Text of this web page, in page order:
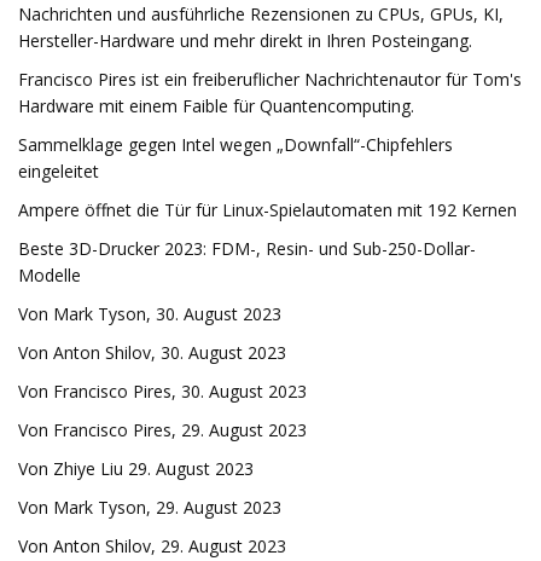
Nachrichten und ausführliche Rezensionen zu CPUs, GPUs, KI,
Hersteller-Hardware und mehr direkt in Ihren Posteingang.
Francisco Pires ist ein freiberuflicher Nachrichtenautor für Tom's
Hardware mit einem Faible für Quantencomputing.
Sammelklage gegen Intel wegen „Downfall“-Chipfehlers
eingeleitet
Ampere öffnet die Tür für Linux-Spielautomaten mit 192 Kernen
Beste 3D-Drucker 2023: FDM-, Resin- und Sub-250-Dollar-
Modelle
Von Mark Tyson, 30. August 2023
Von Anton Shilov, 30. August 2023
Von Francisco Pires, 30. August 2023
Von Francisco Pires, 29. August 2023
Von Zhiye Liu 29. August 2023
Von Mark Tyson, 29. August 2023
Von Anton Shilov, 29. August 2023